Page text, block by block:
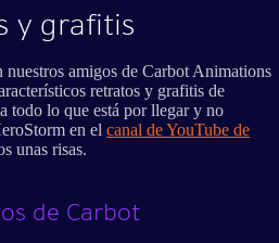
y grafitis
nuestros amigos de Carbot Animations
retratos y grafitis de
todo lo que está por llegar y no
en el canal de YouTube de
unas risas.
de Carbot